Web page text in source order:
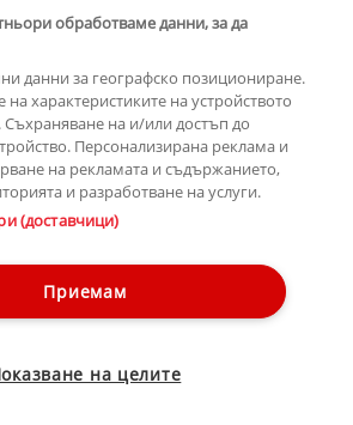
Всички права запазени.
Общи условия
Етични правила на НСС
на предпочитания
обработваме данни, за да
данни за географско позициониране.
характеристиките на устройството
Съхраняване на и/или достъп до
Персонализирана реклама и
на рекламата и съдържанието,
и разработване на услуги.
(доставчици)
Приемам
на целите